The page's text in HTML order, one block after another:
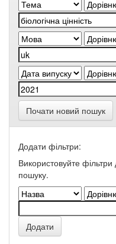
Почати новий пошук
Додати фільтри:
Використовуйте фільтри
пошуку.